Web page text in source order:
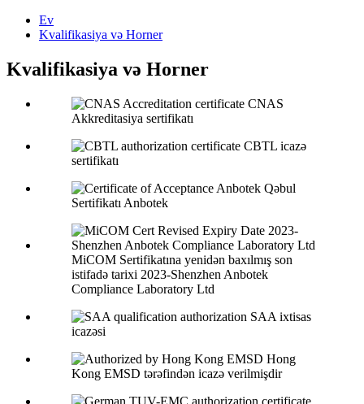
Ev
Kvalifikasiya və Horner
Kvalifikasiya və Horner
CNAS
Akkreditasiya sertifikatı
CBTL icazə
sertifikatı
Qəbul
Sertifikatı Anbotek
MiCOM Sertifikatına yenidən baxılmış son
istifadə tarixi 2023-Shenzhen Anbotek
Compliance Laboratory Ltd
SAA ixtisas
icazəsi
Hong
Kong EMSD tərəfindən icazə verilmişdir